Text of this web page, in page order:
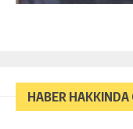
HABER HAKKINDA